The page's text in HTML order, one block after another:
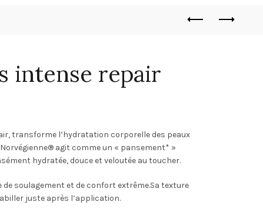
intense repair
transforme l’hydratation corporelle des peaux
agit comme un « pansement* »
hydratée, douce et veloutée au toucher.
soulagement et de confort extrême.Sa texture
juste après l’application.